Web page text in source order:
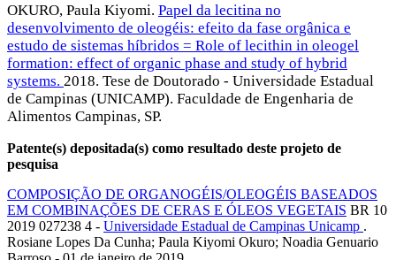
OKURO, Paula Kiyomi. Papel da lecitina no
desenvolvimento de oleogéis: efeito da fase orgânica e
estudo de sistemas híbridos = Role of lecithin in oleogel
formation: effect of organic phase and study of hybrid
systems. 2018. Tese de Doutorado - Universidade Estadual
de Campinas (UNICAMP). Faculdade de Engenharia de
Alimentos Campinas, SP.
Patente(s) depositada(s) como resultado deste projeto de
pesquisa
COMPOSIÇÃO DE ORGANOGÉIS/OLEOGÉIS BASEADOS
EM COMBINAÇÕES DE CERAS E ÓLEOS VEGETAIS BR 10
2019 027238 4 - Universidade Estadual de Campinas Unicamp .
Rosiane Lopes Da Cunha; Paula Kiyomi Okuro; Noadia Genuario